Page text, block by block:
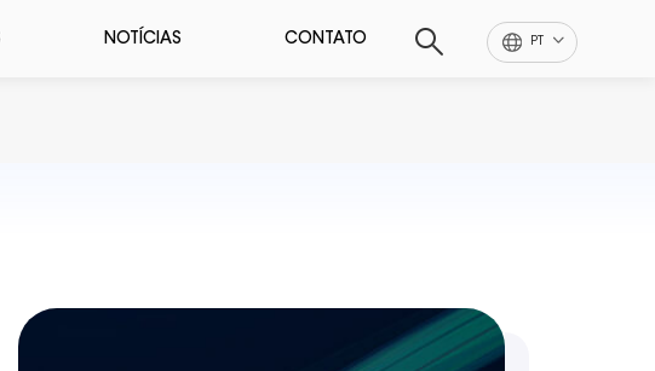
PT
NOTÍCIAS CONTATO